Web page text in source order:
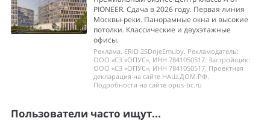
PIONEER. Сдача в 2026 году. Первая линия
Москвы-реки. Панорамные окна и высокие
потолки. Классические и двухэтажные
офисы.
Реклама. ERID 2SDnjeEmuby. Рекламодатель:
ООО «СЗ «ОПУС», ИНН 7841050517. Застройщик:
ООО «СЗ «ОПУС», ИНН 7841050517. Проектная
декларация на сайте НАШ.ДОМ.РФ.
Подробности на сайте opus-bc.ru
Пользователи часто ищут...